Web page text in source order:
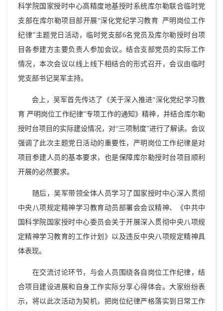
科学院国家授时中心高精度地基授时系统库尔勒联合临时党
支部在库尔勒项目部开展“深化党纪学习教育 严明岗位工作
纪律”主题党日活动，临时党支部6名党员及库尔勒授时台项
目各参建方主要负责人参加会议。结合支部党员的实际工作
情况，本次会议以线上线下相结合的形式召开，会议由临时
党支部书记吴军主持。
会上，吴军首先传达了《关于深入推进“深化党纪学习教
育 严明岗位工作纪律”专项工作的通知》精神，并结合库尔勒
授时台项目的实际建设情况，对“三项制度”进行了解读。会议
强调了此次主题党日活动的重要性，严明岗位工作纪律是对
项目参建人员的基本要求，也是保障库尔勒授时台项目顺利
开展的必然要求。
随后，吴军带领全体人员学习了国家授时中心深入贯彻
中央八项规定精神学习教育动员部署会会议精神、《中共中
国科学院国家授时中心委员会关于开展深入贯彻中央八项规
定精神学习教育的工作计划》以及违反中央八项规定精神具
体表现。
在交流讨论环节，与会人员围绕各自岗位工作纪律，结
合项目建设进展和自身工作实际分享心得体会。大家纷纷表
示，将以此次活动为契机，把岗位纪律严格落实到日常工作